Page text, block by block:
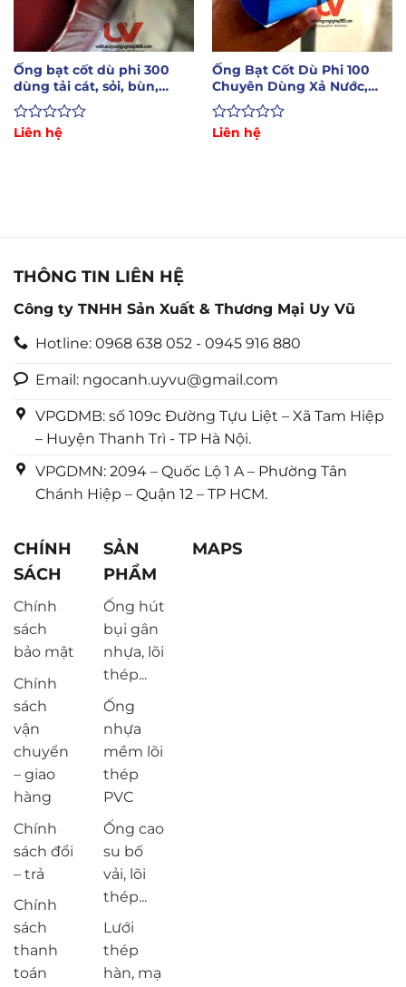
Ống bạt cốt dù phi 300
dùng tải cát, sỏi, bùn,
nước thải
Được
Liên hệ
Ống Bạt Cốt Dù Phi 100
Chuyên Dùng Xả Nước,
Bùn, Cát
Được
Liên hệ
THÔNG TIN LIÊN HỆ
Công ty TNHH Sản Xuất & Thương Mại Uy Vũ
Hotline: 0968 638 052 - 0945 916 880
Email: ngocanh.uyvu@gmail.com
VPGDMB: số 109c Đường Tựu Liệt – Xã Tam Hiệp
– Huyện Thanh Trì - TP Hà Nội.
VPGDMN: 2094 – Quốc Lộ 1 A – Phường Tân
Chánh Hiệp – Quận 12 – TP HCM.
CHÍNH
SÁCH
Chính
sách
bảo mật
Chính
sách
vận
chuyển
– giao
hàng
Chính
sách đổi
– trả
Chính
sách
thanh
toán
SẢN
PHẨM
Ống hút
bụi gân
nhựa, lõi
thép...
Ống
nhựa
mềm lõi
thép
PVC
Ống cao
su bố
vải, lõi
thép...
Lưới
thép
hàn, mạ
MAPS